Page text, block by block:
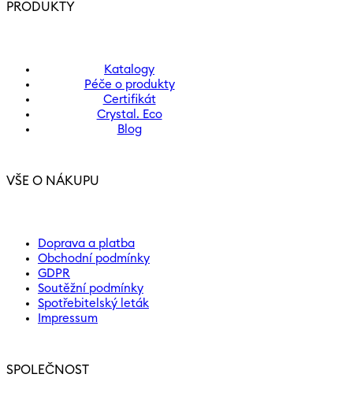
PRODUKTY
Katalogy
Péče o produkty
Certifikát
Crystal. Eco
Blog
VŠE O NÁKUPU
Doprava a platba
Obchodní podmínky
GDPR
Soutěžní podmínky
Spotřebitelský leták
Impressum
SPOLEČNOST